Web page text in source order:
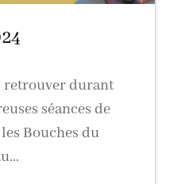
retrouver durant
séances de
Bouches du